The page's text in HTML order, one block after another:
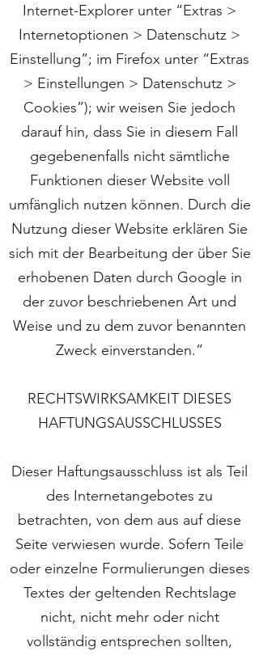
Internet-Explorer unter “Extras >
Internetoptionen > Datenschutz >
Einstellung”; im Firefox unter “Extras
> Einstellungen > Datenschutz >
Cookies”); wir weisen Sie jedoch
darauf hin, dass Sie in diesem Fall
gegebenenfalls nicht sämtliche
Funktionen dieser Website voll
umfänglich nutzen können. Durch die
Nutzung dieser Website erklären Sie
sich mit der Bearbeitung der über Sie
erhobenen Daten durch Google in
der zuvor beschriebenen Art und
Weise und zu dem zuvor benannten
Zweck einverstanden.”
RECHTSWIRKSAMKEIT DIESES
HAFTUNGSAUSSCHLUSSES
Dieser Haftungsausschluss ist als Teil
des Internetangebotes zu
betrachten, von dem aus auf diese
Seite verwiesen wurde. Sofern Teile
oder einzelne Formulierungen dieses
Textes der geltenden Rechtslage
nicht, nicht mehr oder nicht
vollständig entsprechen sollten,